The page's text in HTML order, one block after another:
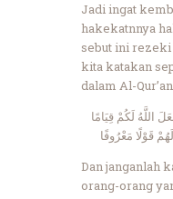
Jadi ingat
hakekatnnya
sebut ini rezeki
kita katakan
dalam Al-Qur’an
اللَّهُ لَكُمْ قِيَامًا
قَوْلًا مَعْرُوفًا
Dan janganlah
orang-orang